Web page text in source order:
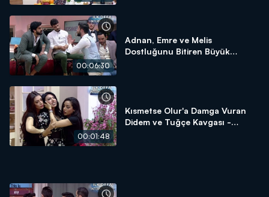
00:06:30
Adnan, Emre ve Melis
Dostluğunu Bitiren Büyük
00:01:48
Kısmetse Olur'a Damga Vuran
Didem ve Tuğçe Kavgası -